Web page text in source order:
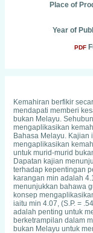
Place of
Year of
PDF
Kemahiran berfikir
mendapati memberi
bukan Melayu.
mengaplikasikan
Bahasa Melayu.
mengaplikasikan
untuk murid-murid
Dapatan kajian
terhadap kepentingan
karangan min adalah
menunjukkan bahawa
konsep
iaitu min 4.07, (S.P. =
adalah penting untuk
berketrampilan dalam
bukan Melayu untuk